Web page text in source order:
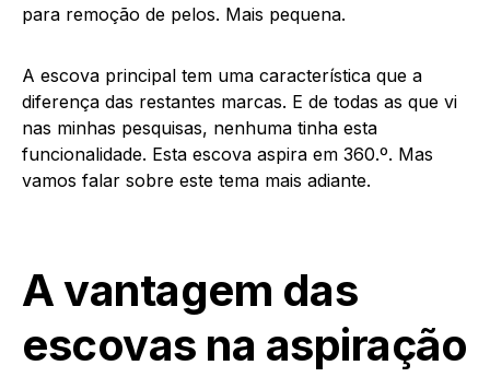
para remoção de pelos. Mais pequena.
A escova principal tem uma característica que a
diferença das restantes marcas. E de todas as que vi
nas minhas pesquisas, nenhuma tinha esta
funcionalidade. Esta escova aspira em 360.º. Mas
vamos falar sobre este tema mais adiante.
A vantagem das
escovas na aspiração